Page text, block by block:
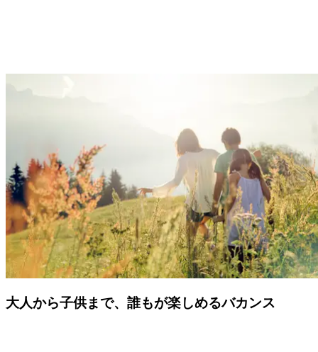
細やかな工夫が「オールインクルーシブ」。ワールドクラス
の美食はもちろん、資格を持つキッズケアスタッフ、バーテ
ンダー、シルク・ドゥ・ソレイユとの提携に至るまで、すべ
てにおける極上の感動をお約束します。
クラブメッドは、ご宿泊、プレミアムなオープンバー、スポ
ーツやアクティビィ、キッズケアはもちろん、より滞在を快
適にするオプションも含め、ご滞在時のすべてにおいてお客
様をお世話いたします。
大人から子供まで、誰もが楽しめるバカンス